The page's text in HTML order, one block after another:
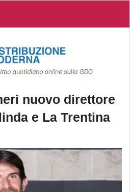
nuovo direttore
e La Trentina